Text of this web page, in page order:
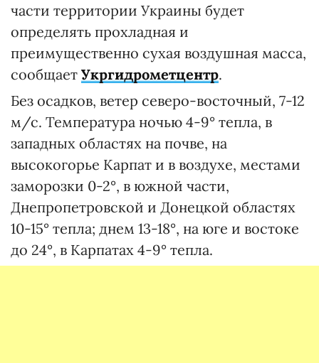
части территории Украины будет
определять прохладная и
преимущественно сухая воздушная масса,
сообщает Укргидрометцентр.
Без осадков, ветер северо-восточный, 7-12
м/с. Температура ночью 4-9° тепла, в
западных областях на почве, на
высокогорье Карпат и в воздухе, местами
заморозки 0-2°, в южной части,
Днепропетровской и Донецкой областях
10-15° тепла; днем 13-18°, на юге и востоке
до 24°, в Карпатах 4-9° тепла.